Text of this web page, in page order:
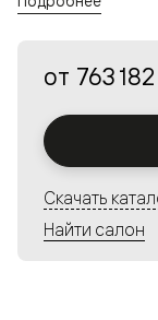
а большой
решения в
Алюминиевые
с
от 763
Скачать
Найти салон